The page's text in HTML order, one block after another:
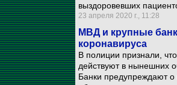
выздоровевших
23 апреля 2020 г., 11:28
МВД и крупные
коронавируса
В полиции признали,
действуют в нынешних
Банки предупреждают